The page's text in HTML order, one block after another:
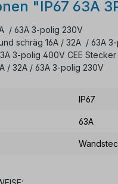
"IP67 63A
/ 63A 3-polig 230V
schräg 16A / 32A / 63A
3-polig 400V CEE
/ 32A / 63A 3-polig 230V
IP67
63A